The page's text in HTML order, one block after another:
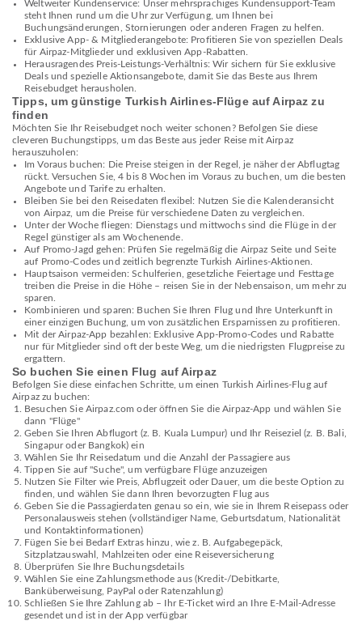
Weltweiter Kundenservice: Unser mehrsprachiges Kundensupport-Team
steht Ihnen rund um die Uhr zur Verfügung, um Ihnen bei
Buchungsänderungen, Stornierungen oder anderen Fragen zu helfen.
Exklusive App- & Mitgliederangebote: Profitieren Sie von speziellen Deals
für Airpaz-Mitglieder und exklusiven App-Rabatten.
Herausragendes Preis-Leistungs-Verhältnis: Wir sichern für Sie exklusive
Deals und spezielle Aktionsangebote, damit Sie das Beste aus Ihrem
Reisebudget herausholen.
Tipps, um günstige Turkish Airlines-Flüge auf Airpaz zu
finden
Möchten Sie Ihr Reisebudget noch weiter schonen? Befolgen Sie diese
cleveren Buchungstipps, um das Beste aus jeder Reise mit Airpaz
herauszuholen:
Im Voraus buchen: Die Preise steigen in der Regel, je näher der Abflugtag
rückt. Versuchen Sie, 4 bis 8 Wochen im Voraus zu buchen, um die besten
Angebote und Tarife zu erhalten.
Bleiben Sie bei den Reisedaten flexibel: Nutzen Sie die Kalenderansicht
von Airpaz, um die Preise für verschiedene Daten zu vergleichen.
Unter der Woche fliegen: Dienstags und mittwochs sind die Flüge in der
Regel günstiger als am Wochenende.
Auf Promo-Jagd gehen: Prüfen Sie regelmäßig die Airpaz Seite und Seite
auf Promo-Codes und zeitlich begrenzte Turkish Airlines-Aktionen.
Hauptsaison vermeiden: Schulferien, gesetzliche Feiertage und Festtage
treiben die Preise in die Höhe – reisen Sie in der Nebensaison, um mehr zu
sparen.
Kombinieren und sparen: Buchen Sie Ihren Flug und Ihre Unterkunft in
einer einzigen Buchung, um von zusätzlichen Ersparnissen zu profitieren.
Mit der Airpaz-App bezahlen: Exklusive App-Promo-Codes und Rabatte
nur für Mitglieder sind oft der beste Weg, um die niedrigsten Flugpreise zu
ergattern.
So buchen Sie einen Flug auf Airpaz
Befolgen Sie diese einfachen Schritte, um einen Turkish Airlines-Flug auf
Airpaz zu buchen:
Besuchen Sie Airpaz.com oder öffnen Sie die Airpaz-App und wählen Sie
dann "Flüge"
Geben Sie Ihren Abflugort (z. B. Kuala Lumpur) und Ihr Reiseziel (z. B. Bali,
Singapur oder Bangkok) ein
Wählen Sie Ihr Reisedatum und die Anzahl der Passagiere aus
Tippen Sie auf "Suche", um verfügbare Flüge anzuzeigen
Nutzen Sie Filter wie Preis, Abflugzeit oder Dauer, um die beste Option zu
finden, und wählen Sie dann Ihren bevorzugten Flug aus
Geben Sie die Passagierdaten genau so ein, wie sie in Ihrem Reisepass oder
Personalausweis stehen (vollständiger Name, Geburtsdatum, Nationalität
und Kontaktinformationen)
Fügen Sie bei Bedarf Extras hinzu, wie z. B. Aufgabegepäck,
Sitzplatzauswahl, Mahlzeiten oder eine Reiseversicherung
Überprüfen Sie Ihre Buchungsdetails
Wählen Sie eine Zahlungsmethode aus (Kredit-/Debitkarte,
Banküberweisung, PayPal oder Ratenzahlung)
Schließen Sie Ihre Zahlung ab – Ihr E-Ticket wird an Ihre E-Mail-Adresse
gesendet und ist in der App verfügbar